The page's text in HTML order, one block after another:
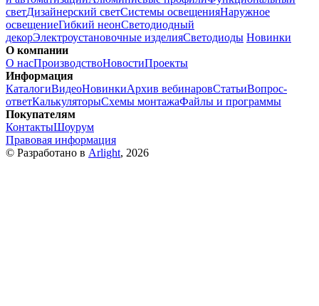
светДизайнерский светСистемы освещенияНаружное
освещениеГибкий неонСветодиодный
декорЭлектроустановочные изделияСветодиоды Новинки
О компании
О насПроизводствоНовостиПроекты
Информация
КаталогиВидеоНовинкиАрхив вебинаровСтатьиВопрос-
ответКалькуляторыСхемы монтажаФайлы и программы
Покупателям
КонтактыШоурум
Правовая информация
© Разработано в Arlight, 2026